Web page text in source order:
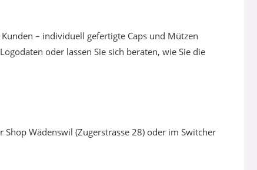
– individuell gefertigte Caps und Mützen
oder lassen Sie sich beraten, wie Sie die
Wädenswil (Zugerstrasse 28) oder im Switcher